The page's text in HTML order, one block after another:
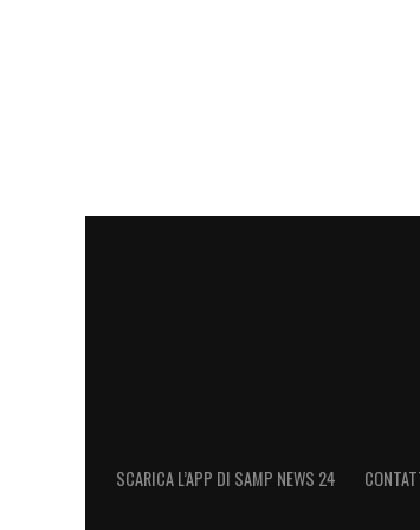
LA PLAYLIST DELLE NOSTRE
SCARICA L’APP DI SAMP NEWS 24